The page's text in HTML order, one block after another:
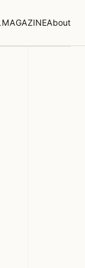
MAGAZINEAbout